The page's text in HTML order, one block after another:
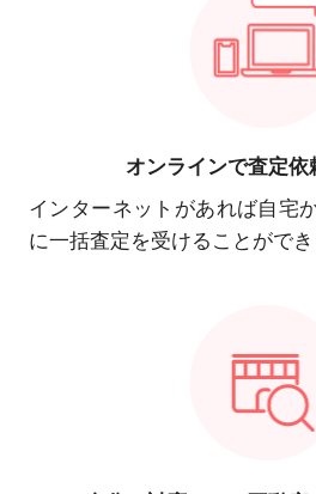
オンラインで査定依
インターネットがあれば自宅
に一括査定を受けることができ